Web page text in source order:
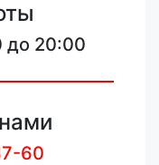
до 20:00
60